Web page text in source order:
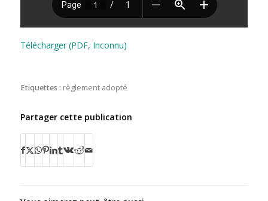
Télécharger (PDF, Inconnu)
Etiquettes : règlement adopté
Partager cette publication